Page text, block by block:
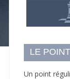
LE
Un point